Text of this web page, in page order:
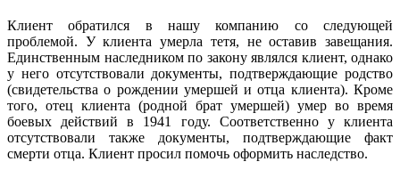
Клиент обратился в нашу компанию со следующей
проблемой. У клиента умерла тетя, не оставив завещания.
Единственным наследником по закону являлся клиент, однако
у него отсутствовали документы, подтверждающие родство
(свидетельства о рождении умершей и отца клиента). Кроме
того, отец клиента (родной брат умершей) умер во время
боевых действий в 1941 году. Соответственно у клиента
отсутствовали также документы, подтверждающие факт
смерти отца. Клиент просил помочь оформить наследство.